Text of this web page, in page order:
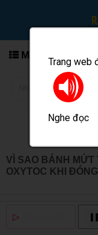
Trang web
Nghe đọc
MENU
VÌ SAO BÁNH MỨT
OXYTOC KHI
▷